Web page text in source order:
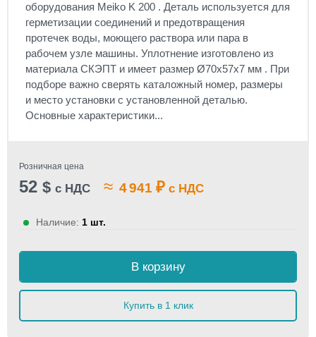
оборудования Meiko K 200 . Деталь используется для
герметизации соединений и предотвращения
протечек воды, моющего раствора или пара в
рабочем узле машины. Уплотнение изготовлено из
материала СКЭПТ и имеет размер Ø70x57x7 мм . При
подборе важно сверять каталожный номер, размеры
и место установки с установленной деталью.
Основные характеристики...
Розничная цена
52 $ с НДС ≈ 4 941 ₽ с НДС
Наличие: 1 шт.
В корзину
Купить в 1 клик